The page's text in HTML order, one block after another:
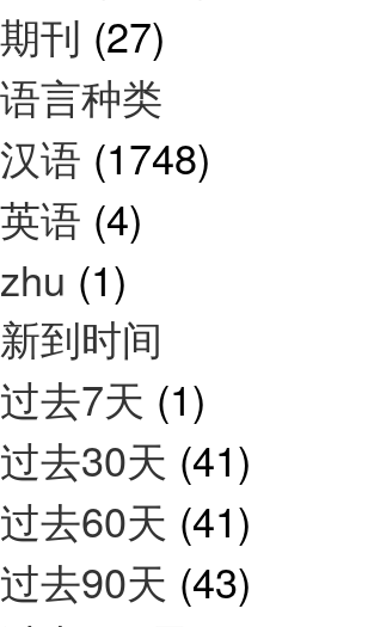
期刊 (27)
语言种类
汉语 (1748)
英语 (4)
zhu (1)
新到时间
过去7天 (1)
过去30天 (41)
过去60天 (41)
过去90天 (43)